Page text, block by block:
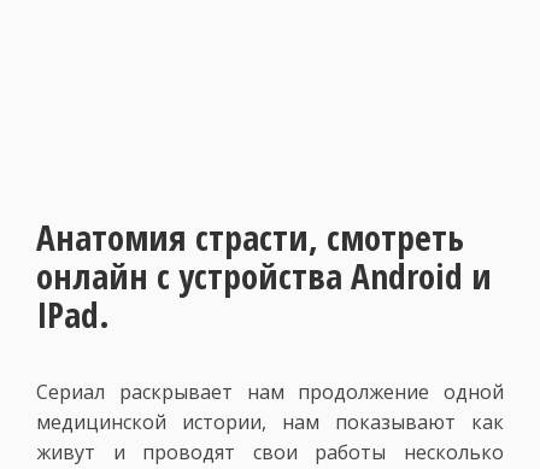
Анатомия страсти, смотреть
онлайн с устройства Android и
IPad.
Сериал раскрывает нам продолжение одной
медицинской истории, нам показывают как
живут и проводят свои работы несколько